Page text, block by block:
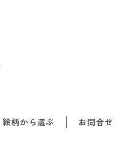
絵柄から選ぶ お問合せ